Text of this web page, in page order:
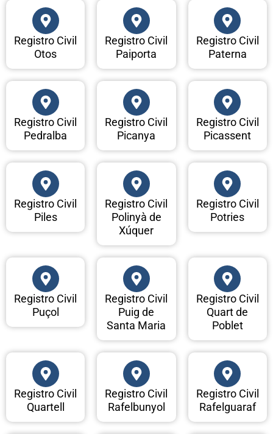
Registro Civil
Otos
Registro Civil
Paiporta
Registro Civil
Paterna
Registro Civil
Pedralba
Registro Civil
Picanya
Registro Civil
Picassent
Registro Civil
Piles
Registro Civil
Polinyà de
Xúquer
Registro Civil
Potries
Registro Civil
Puçol
Registro Civil
Puig de
Santa Maria
Registro Civil
Quart de
Poblet
Registro Civil
Quartell
Registro Civil
Rafelbunyol
Registro Civil
Rafelguaraf